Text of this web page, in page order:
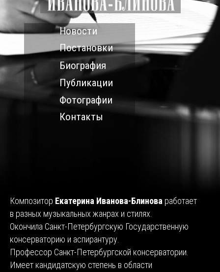
Постановки
Биография
Публикации
Фотографии
Контакты
Новости
Композитор Екатерина Иванова-Блинова работает
в разных музыкальных жанрах и стилях.
Окончила Санкт-Петербургскую Государственную
консерваторию и аспирантуру.
Профессор Санкт-Петербургской консерватории.
Имеет кандидатскую степень в области